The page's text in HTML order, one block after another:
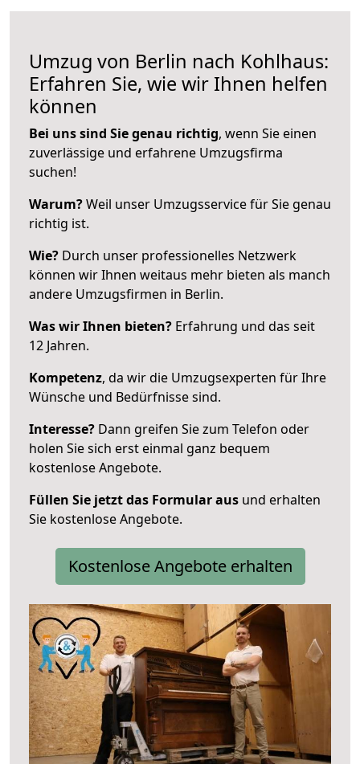
Umzug von Berlin nach Kohlhaus:
Erfahren Sie, wie wir Ihnen helfen
können
Bei uns sind Sie genau richtig, wenn Sie einen
zuverlässige und erfahrene Umzugsfirma
suchen!
Warum?Weil unser Umzugsservice für Sie genau
richtig ist.
Wie? Durch unser professionelles Netzwerk
können wir Ihnen weitaus mehr bieten als manch
andere Umzugsfirmen in Berlin.
Was wir Ihnen bieten? Erfahrung und das seit
12 Jahren.
Kompetenz, da wir die Umzugsexperten für Ihre
Wünsche und Bedürfnisse sind.
Interesse? Dann greifen Sie zum Telefon oder
holen Sie sich erst einmal ganz bequem
kostenlose Angebote.
Füllen Sie jetzt das Formular aus und erhalten
Sie kostenlose Angebote.
Kostenlose Angebote erhalten